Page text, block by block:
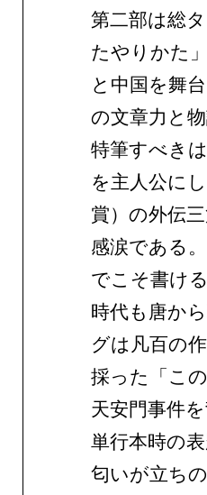
第二部は総
たやりかた
と中国を舞
の文章力と
特筆すべき
を主人公に
賞）の外伝
感涙である
でこそ書け
時代も唐か
グは凡百の
採った「こ
天安門事件
単行本時の
匂いが立ちの